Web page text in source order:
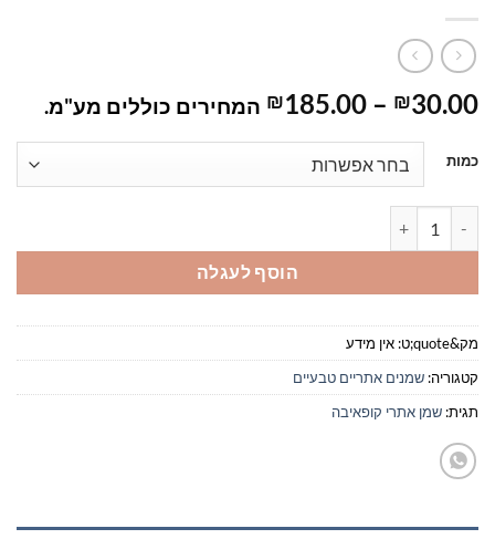
₪30.00
–
₪185.00
טווח
עד
המחירים כוללים מע"מ.
כמות
הוסף לעגלה
מק&quote;ט:
אין מידע
קטגוריה: שמנים אתריים טבעיים
תגית: שמן אתרי קופאיבה